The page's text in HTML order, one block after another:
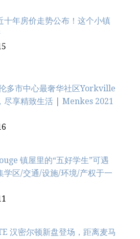
十年房价走势公布！这个小镇
多市中心最奢华社区Yorkville
尽享精致生活 | Menkes 2021
镇屋里的“五好学生”可遇
学区/交通/设施/环境/产权于一
汉密尔顿新盘登场，距离麦马